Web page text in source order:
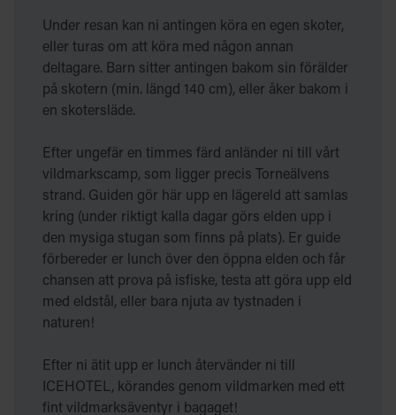
Under resan kan ni antingen köra en egen skoter,
eller turas om att köra med någon annan
deltagare. Barn sitter antingen bakom sin förälder
på skotern (min. längd 140 cm), eller åker bakom i
en skotersläde.
Efter ungefär en timmes färd anländer ni till vårt
vildmarkscamp, som ligger precis Torneälvens
strand. Guiden gör här upp en lägereld att samlas
kring (under riktigt kalla dagar görs elden upp i
den mysiga stugan som finns på plats). Er guide
förbereder er lunch över den öppna elden och får
chansen att prova på isfiske, testa att göra upp eld
med eldstål, eller bara njuta av tystnaden i
naturen!
Efter ni ätit upp er lunch återvänder ni till
ICEHOTEL, körandes genom vildmarken med ett
fint vildmarksäventyr i bagaget!